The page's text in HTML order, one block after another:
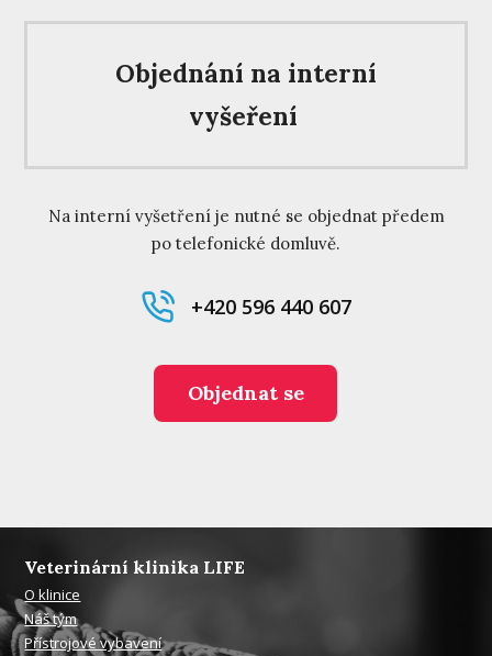
Objednání na interní
vyšeření
Na interní vyšetření je nutné se objednat předem
po telefonické domluvě.
+420 596 440 607
Objednat se
Veterinární klinika LIFE
O klinice
Náš tým
Přístrojové vybavení